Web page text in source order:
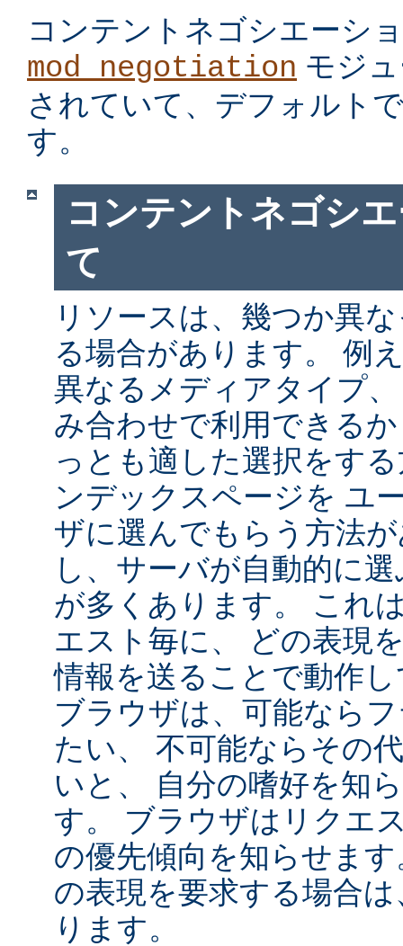
コンテントネゴシエーシ
mod_negotiation モジ
されていて、デフォルト
す。
コンテントネゴシ
て
リソースは、幾つか異
る場合があります。 例
異なるメディアタイプ
み合わせで利用できる
っとも適した選択をす
ンデックスページを ユ
ザに選んでもらう方法
し、サーバが自動的に
が多くあります。 これ
エスト毎に、 どの表現
情報を送ることで動作
ブラウザは、可能なら
たい、 不可能ならその
いと、 自分の嗜好を知
す。 ブラウザはリクエ
の優先傾向を知らせま
の表現を要求する場合
ります。